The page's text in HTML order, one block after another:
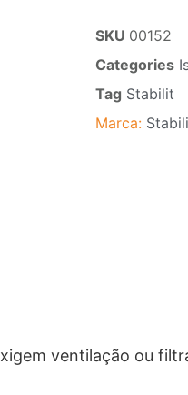
SKU 00152
Categories
Tag Stabilit
Marca:
ventilação ou